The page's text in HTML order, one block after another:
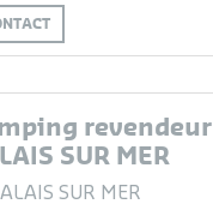
revendeur
SUR MER
SUR MER